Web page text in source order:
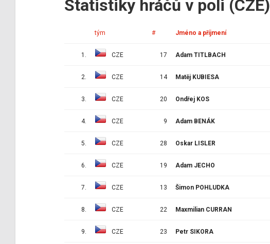
Statistiky hráčů v poli (CZE)
tým # Jméno a příjmení
1. CZE 17 Adam TITLBACH
2. CZE 14 Matěj KUBIESA
3. CZE 20 Ondřej KOS
4. CZE 9 Adam BENÁK
5. CZE 28 Oskar LISLER
6. CZE 19 Adam JECHO
7. CZE 13 Šimon POHLUDKA
8. CZE 22 Maxmilian CURRAN
9. CZE 23 Petr SIKORA